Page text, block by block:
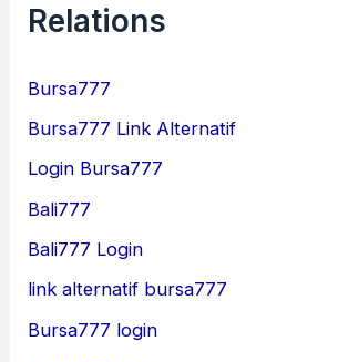
Relations
Bursa777
Bursa777 Link Alternatif
Login Bursa777
Bali777
Bali777 Login
link alternatif bursa777
Bursa777 login